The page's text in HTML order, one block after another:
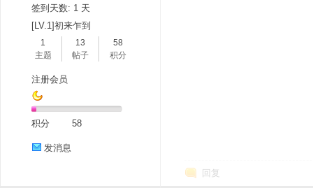
签到天数: 1 天
[LV.1]初来乍到
1
主题
13
帖子
58
积分
注册会员
积分 58
发消息
回复